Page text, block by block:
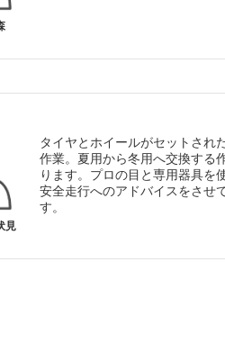
見
タイヤとホイールがセットされ
作業。夏用から冬用へ交換する
ります。プロの目と専用器具を
安全走行へのアドバイスをさせ
す。